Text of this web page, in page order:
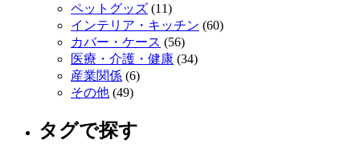
ペットグッズ (11)
インテリア・キッチン (60)
カバー・ケース (56)
医療・介護・健康 (34)
産業関係 (6)
その他 (49)
タグで探す